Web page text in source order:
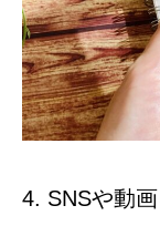
4. SNSや動